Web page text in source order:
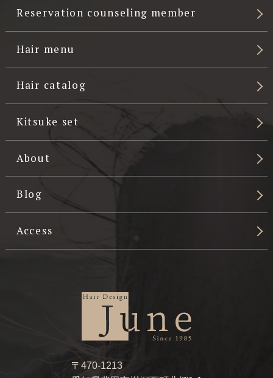
Reservation counseling member
Hair menu
Hair catalog
Kitsuke set
About
Blog
Access
〒470-1213